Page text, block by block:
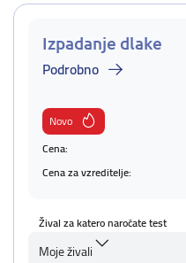
Izpadanje dlake
Podrobno
Novo
Cena:
Cena za vzreditelje:
Žival za katero naročate test
Moje živali